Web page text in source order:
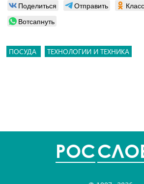
Поделиться Отправить
Вотсапнуть
ПОСУДА ТЕХНОЛОГИИ И ТЕХНИКА
POC